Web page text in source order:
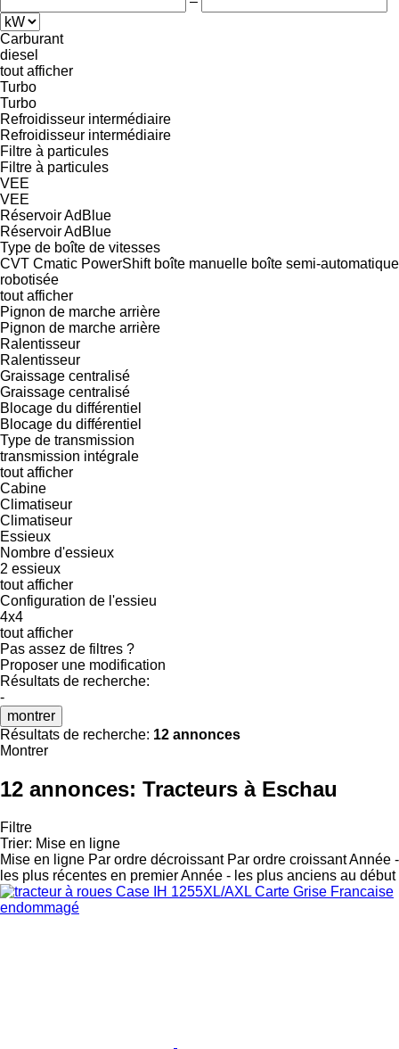
Carburant
diesel
tout afficher
Turbo
Turbo
Refroidisseur intermédiaire
Refroidisseur intermédiaire
Filtre à particules
Filtre à particules
VEE
VEE
Réservoir AdBlue
Réservoir AdBlue
Type de boîte de vitesses
CVT Cmatic PowerShift boîte manuelle boîte semi-automatique
robotisée
tout afficher
Pignon de marche arrière
Pignon de marche arrière
Ralentisseur
Ralentisseur
Graissage centralisé
Graissage centralisé
Blocage du différentiel
Blocage du différentiel
Type de transmission
transmission intégrale
tout afficher
Cabine
Climatiseur
Climatiseur
Essieux
Nombre d'essieux
2 essieux
tout afficher
Configuration de l'essieu
4x4
tout afficher
Pas assez de filtres ?
Proposer une modification
Résultats de recherche:
-
montrer
Résultats de recherche: 12 annonces
Montrer
12 annonces: Tracteurs à Eschau
Filtre
Trier: Mise en ligne
Mise en ligne Par ordre décroissant Par ordre croissantAnnée -
les plus récentes en premierAnnée - les plus anciens au début